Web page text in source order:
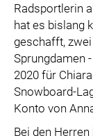
Radsportlerin
hat es bislang
geschafft,
Sprungdamen
2020 für
Snowboard-
Konto von
Bei den